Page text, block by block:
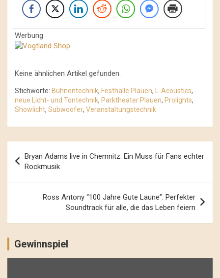
Werbung
Keine ähnlichen Artikel gefunden.
Stichworte: Bühnentechnik, Festhalle Plauen, L-Acoustics,
neue Licht- und Tontechnik, Parktheater Plauen, Prolights,
Showlicht, Subwoofer, Veranstaltungstechnik
Navigation
Bryan Adams live in Chemnitz: Ein Muss für Fans echter
Rockmusik
Ross Antony “100 Jahre Gute Laune”: Perfekter
Soundtrack für alle, die das Leben feiern
Gewinnspiel